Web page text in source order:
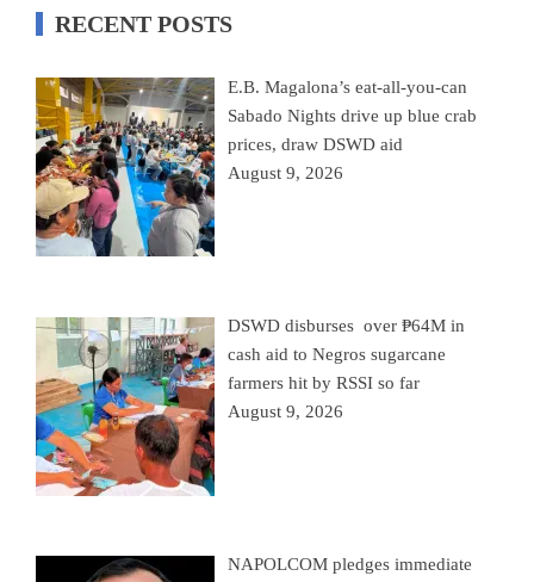
RECENT POSTS
E.B. Magalona’s eat-all-you-can
Sabado Nights drive up blue crab
prices, draw DSWD aid
August 9, 2026
DSWD disburses over ₱64M in
cash aid to Negros sugarcane
farmers hit by RSSI so far
August 9, 2026
NAPOLCOM pledges immediate